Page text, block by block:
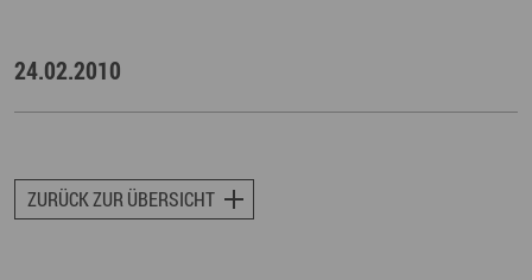
24.02.2010
ZURÜCK ZUR ÜBERSICHT